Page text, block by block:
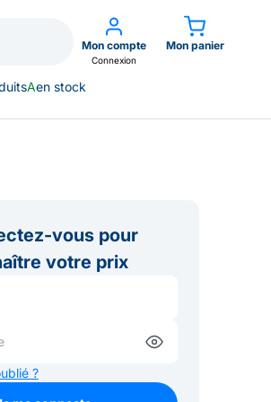
Mon compte
Connexion
Mon panier
Aen stock
vous pour
votre prix
?